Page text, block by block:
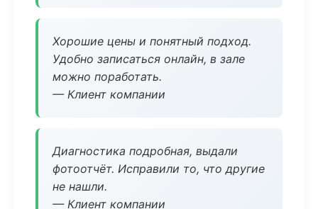
Хорошие цены и понятный подход.
Удобно записаться онлайн, в зале
можно поработать.
— Клиент компании
Диагностика подробная, выдали
фотоотчёт. Исправили то, что другие
не нашли.
— Клиент компании